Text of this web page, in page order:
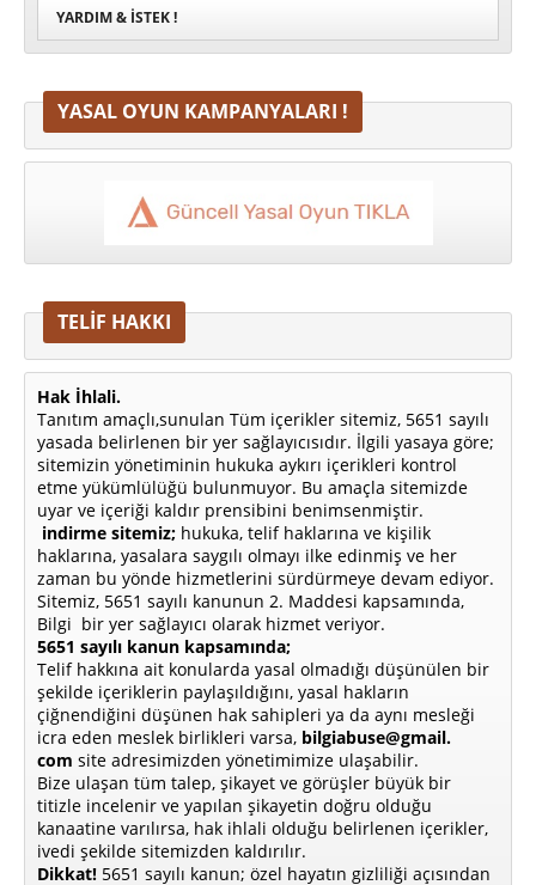
YARDIM & İSTEK !
YASAL OYUN KAMPANYALARI !
TELİF HAKKI
Hak İhlali.
Tanıtım amaçlı,sunulan Tüm içerikler sitemiz, 5651 sayılı
yasada belirlenen bir yer sağlayıcısıdır. İlgili yasaya göre;
sitemizin yönetiminin hukuka aykırı içerikleri kontrol
etme yükümlülüğü bulunmuyor. Bu amaçla sitemizde
uyar ve içeriği kaldır prensibini benimsenmiştir.
indirme sitemiz; hukuka, telif haklarına ve kişilik
haklarına, yasalara saygılı olmayı ilke edinmiş ve her
zaman bu yönde hizmetlerini sürdürmeye devam ediyor.
Sitemiz, 5651 sayılı kanunun 2. Maddesi kapsamında,
Bilgi bir yer sağlayıcı olarak hizmet veriyor.
5651 sayılı kanun kapsamında;
Telif hakkına ait konularda yasal olmadığı düşünülen bir
şekilde içeriklerin paylaşıldığını, yasal hakların
çiğnendiğini düşünen hak sahipleri ya da aynı mesleği
icra eden meslek birlikleri varsa, bilgiabuse@gmail.
com site adresimizden yönetimimize ulaşabilir.
Bize ulaşan tüm talep, şikayet ve görüşler büyük bir
titizle incelenir ve yapılan şikayetin doğru olduğu
kanaatine varılırsa, hak ihlali olduğu belirlenen içerikler,
ivedi şekilde sitemizden kaldırılır.
Dikkat! 5651 sayılı kanun; özel hayatın gizliliği açısından